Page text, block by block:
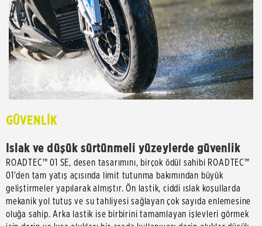
GÜVENLİK
Islak ve düşük sürtünmeli yüzeylerde güvenlik
ROADTEC™ 01 SE, desen tasarımını, birçok ödül sahibi ROADTEC™
01'den tam yatış açısında limit tutunma bakımından büyük
geliştirmeler yapılarak almıştır. Ön lastik, ciddi ıslak koşullarda
mekanik yol tutuş ve su tahliyesi sağlayan çok sayıda enlemesine
oluğa sahip. Arka lastik ise birbirini tamamlayan işlevleri görmek